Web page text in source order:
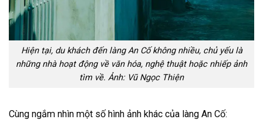
Hiện tại, du khách đến làng An Cố không nhiều, chủ yếu là
những nhà hoạt động về văn hóa, nghệ thuật hoặc nhiếp ảnh
tìm về. Ảnh: Vũ Ngọc Thiện
Cùng ngắm nhìn một số hình ảnh khác của làng An Cố: